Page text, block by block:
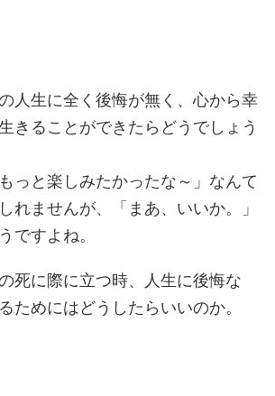
人生に全く後悔が無く、心から幸
きることができたらどうでしょう
っと楽しみたかったな～」なんて
れませんが、「まあ、いいか。」
ですよね。
死に際に立つ時、人生に後悔な
ためにはどうしたらいいのか。